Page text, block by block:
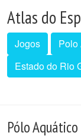
Atlas do
Jogos
Polo
Estado do Rio
Pólo